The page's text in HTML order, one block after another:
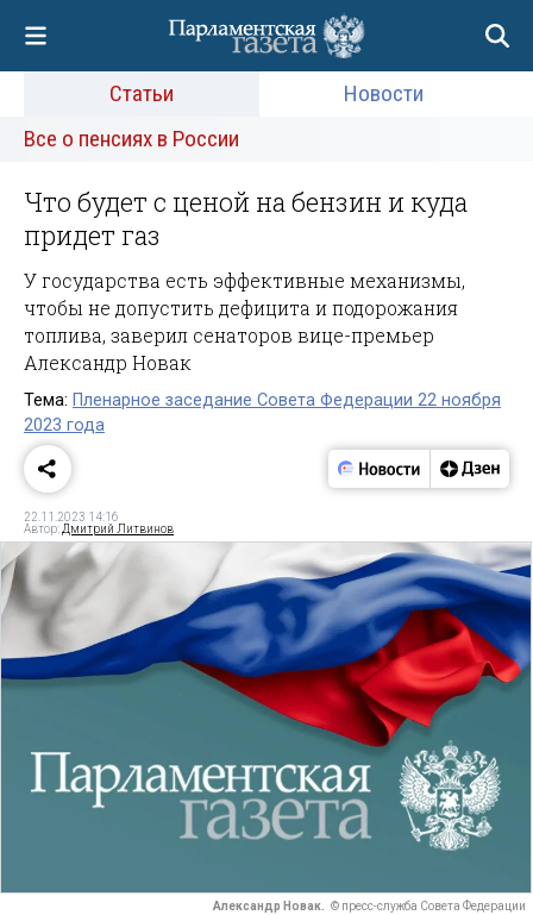
Статьи
Новости
Все о пенсиях в России
Что будет с ценой на бензин и куда
придет газ
У государства есть эффективные механизмы,
чтобы не допустить дефицита и подорожания
топлива, заверил сенаторов вице-премьер
Александр Новак
Тема: Пленарное заседание Совета Федерации 22 ноября
2023 года
22.11.2023 14:16
Автор: Дмитрий Литвинов
Александр Новак. © пресс-служба Совета Федерации